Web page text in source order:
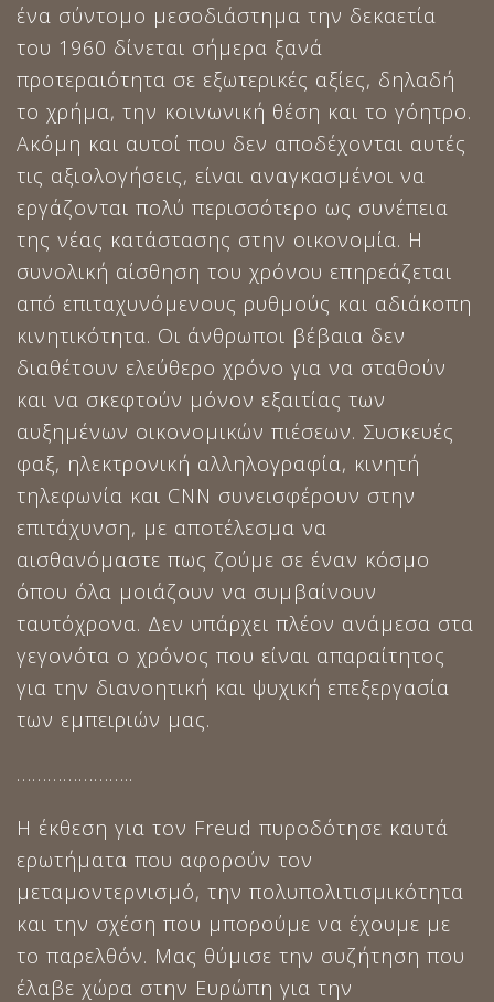
ένα σύντομο μεσοδιάστημα την δεκαετία
του 1960 δίνεται σήμερα ξανά
προτεραιότητα σε εξωτερικές αξίες, δηλαδή
το χρήμα, την κοινωνική θέση και το γόητρο.
Ακόμη και αυτοί που δεν αποδέχονται αυτές
τις αξιολογήσεις, είναι αναγκασμένοι να
εργάζονται πολύ περισσότερο ως συνέπεια
της νέας κατάστασης στην οικονομία. Η
συνολική αίσθηση του χρόνου επηρεάζεται
από επιταχυνόμενους ρυθμούς και αδιάκοπη
κινητικότητα. Οι άνθρωποι βέβαια δεν
διαθέτουν ελεύθερο χρόνο για να σταθούν
και να σκεφτούν μόνον εξαιτίας των
αυξημένων οικονομικών πιέσεων. Συσκευές
φαξ, ηλεκτρονική αλληλογραφία, κινητή
τηλεφωνία και CNN συνεισφέρουν στην
επιτάχυνση, με αποτέλεσμα να
αισθανόμαστε πως ζούμε σε έναν κόσμο
όπου όλα μοιάζουν να συμβαίνουν
ταυτόχρονα. Δεν υπάρχει πλέον ανάμεσα στα
γεγονότα ο χρόνος που είναι απαραίτητος
για την διανοητική και ψυχική επεξεργασία
των εμπειριών μας.
…………………..
Η έκθεση για τον Freud πυροδότησε καυτά
ερωτήματα που αφορούν τον
μεταμοντερνισμό, την πολυπολιτισμικότητα
και την σχέση που μπορούμε να έχουμε με
το παρελθόν. Μας θύμισε την συζήτηση που
έλαβε χώρα στην Ευρώπη για την